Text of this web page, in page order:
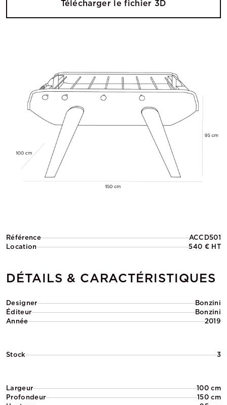
Référence
ACCD501
Location
540 € HT
DÉTAILS & CARACTÉRISTIQUES
Designer
Bonzini
Éditeur
Bonzini
Année
2019
Stock 3
Largeur
100 cm
Profondeur
150 cm
Télécharger le fichier 3D